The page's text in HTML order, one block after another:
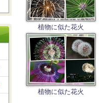
植物に似た花火
植物に似た花火